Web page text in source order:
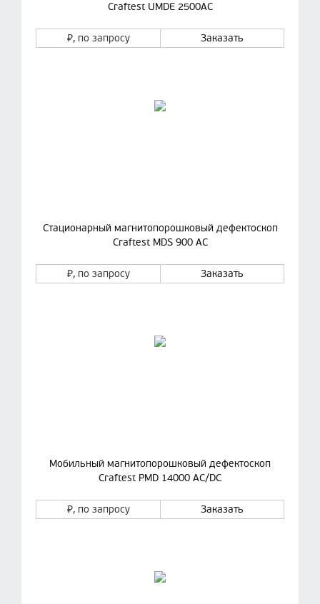
Craftest UMDE 2500AC
₽, по запросу Заказать
Стационарный магнитопорошковый дефектоскоп
Craftest MDS 900 AC
₽, по запросу Заказать
Мобильный магнитопорошковый дефектоскоп
Craftest PMD 14000 AC/DC
₽, по запросу Заказать